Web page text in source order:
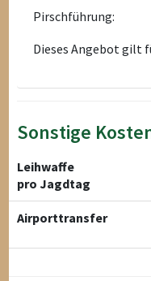
Pirschführung:
Dieses Angebot gilt
Sonstige
Leihwaffe
pro Jagdtag
Airporttransfer